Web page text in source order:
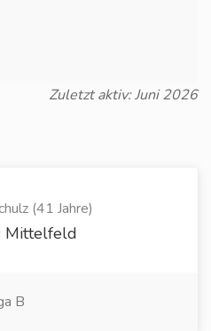
Zuletzt aktiv: Juni 2026
(41 Jahre)
Mittelfeld
B